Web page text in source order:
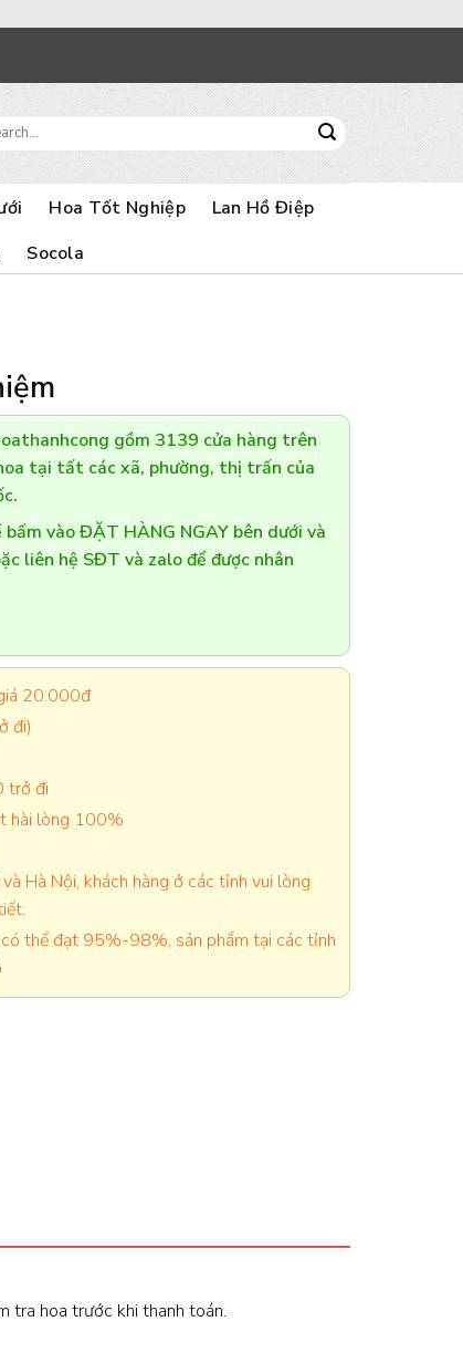
Hoa Tốt Nghiệp
Lan Hồ Điệp
Socola
gồm 3139 cửa hàng trên
tại tất các xã, phường, thị trấn của
vào ĐẶT HÀNG NGAY bên dưới và
liên hệ SĐT và zalo để được nhân
20.000đ
đi)
trở đi
hài lòng 100%
Hà Nội, khách hàng ở các tỉnh vui lòng
thể đạt 95%-98%, sản phẩm tại các tỉnh
tra hoa trước khi thanh toán.